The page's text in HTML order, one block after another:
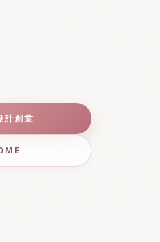
計創業